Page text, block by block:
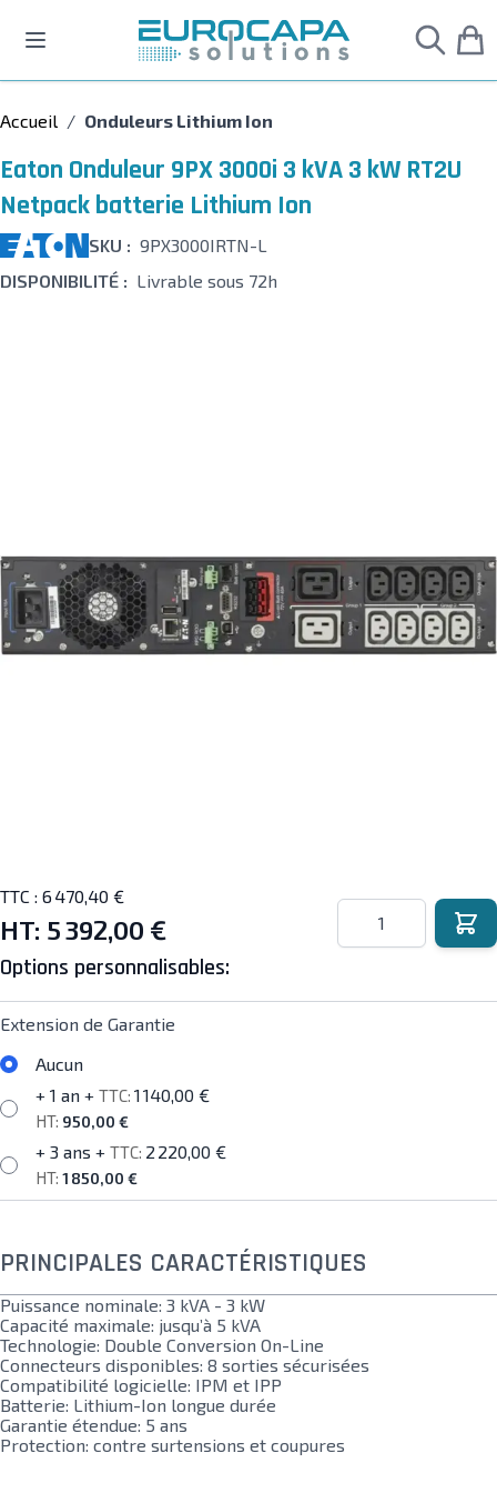
Accueil / Onduleurs Lithium Ion
Eaton Onduleur 9PX 3000i 3 kVA 3 kW RT2U
Netpack batterie Lithium Ion
SKU : 9PX3000IRTN-L
DISPONIBILITÉ : Livrable sous 72h
TTC : 6 470,40 €
HT: 5 392,00 €
Quantité
Options personnalisables:
Extension de Garantie
Aucun
+ 1 an + 1 140,00 €
950,00 €
+ 3 ans + 2 220,00 €
1 850,00 €
PRINCIPALES CARACTÉRISTIQUES
Puissance nominale: 3 kVA - 3 kW
Capacité maximale: jusqu’à 5 kVA
Technologie: Double Conversion On-Line
Connecteurs disponibles: 8 sorties sécurisées
Compatibilité logicielle: IPM et IPP
Batterie: Lithium-Ion longue durée
Garantie étendue: 5 ans
Protection: contre surtensions et coupures